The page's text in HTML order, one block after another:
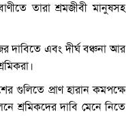
তারা শ্রমজীবী মানুষসহ
দাবিতে এবং দীর্ঘ বঞ্চনা আর
গুলিতে প্রাণ হারান কমপক্ষে
শ্রমিকদের দাবি মেনে নিতে